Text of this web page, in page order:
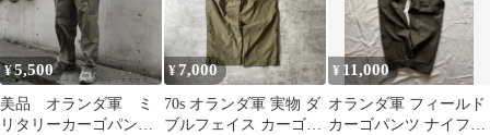
¥5,500
美品 オランダ軍 ミ
リタリーカーゴパン
¥7,000
70s オランダ軍 実物 ダ
ブルフェイス カーゴパ
¥ 11,000
オランダ軍 フィールド
カーゴパンツ ナイフポ